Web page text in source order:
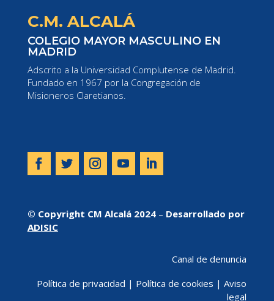
C.M. ALCALÁ
COLEGIO MAYOR MASCULINO EN
MADRID
Adscrito a la Universidad Complutense de Madrid.
Fundado en 1967 por la Congregación de
Misioneros Claretianos.
© Copyright CM Alcalá 2024– Desarrollado por
ADISIC
Canal de denuncia
Política de privacidad | Política de cookies |Aviso
legal